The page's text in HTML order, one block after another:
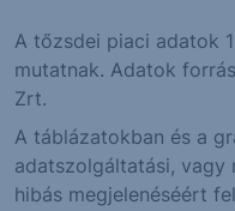
A tőzsdei piaci adatok
mutatnak. Adatok
Zrt.
A táblázatokban és a
adatszolgáltatási, vagy
hibás megjelenéséért